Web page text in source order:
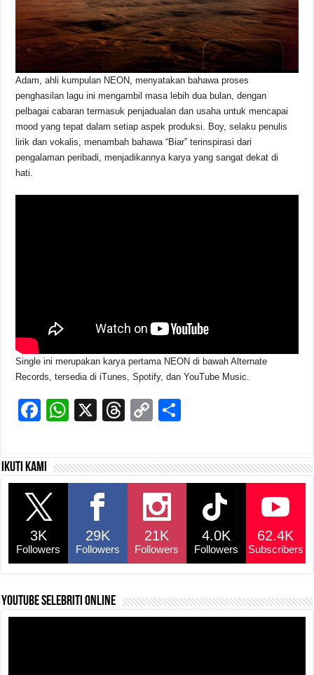
Adam, ahli kumpulan NEON, menyatakan bahawa proses
penghasilan lagu ini mengambil masa lebih dua bulan, dengan
pelbagai cabaran termasuk penjadualan dan usaha untuk mencapai
mood yang tepat dalam setiap aspek produksi. Boy, selaku penulis
lirik dan vokalis, menambah bahawa “Biar” terinspirasi dari
pengalaman peribadi, menjadikannya karya yang sangat dekat di
hati.
Single ini merupakan karya pertama NEON di bawah Alternate
Records, tersedia di iTunes, Spotify, dan YouTube Music.
F
c
e
b
o
o
k
W
s
p
X
T
a
C
y
Li
n
k
e
Ikuti kami
3K
Followers
29K
Followers
21K
Followers
4.0K
Followers
62.4K
Subscribers
YouTube selebriti online